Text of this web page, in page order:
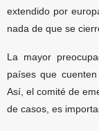
extendido por
nada de que se
La mayor
países que
Así, el comité de
de casos, es